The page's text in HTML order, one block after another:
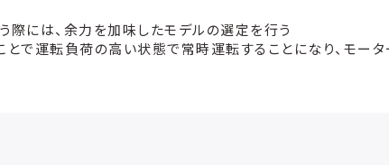
際には、余力を加味したモデルの選定を行う
で運転負荷の高い状態で常時運転することになり、モー